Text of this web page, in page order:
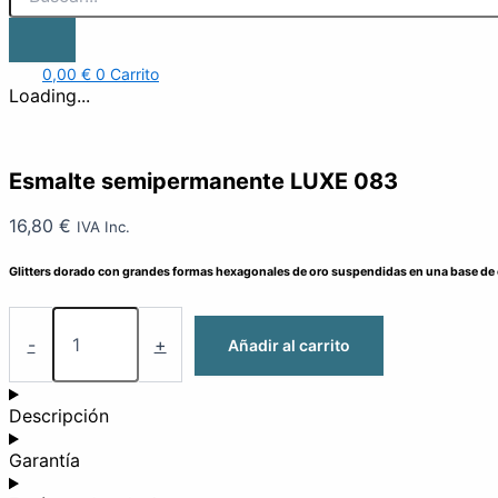
0,00 € 0 Carrito
Loading...
Esmalte semipermanente LUXE 083
16,80 € IVA Inc.
Glitters dorado con grandes formas hexagonales de oro suspendidas en una base
- + Añadir al carrito
Descripción
Garantía